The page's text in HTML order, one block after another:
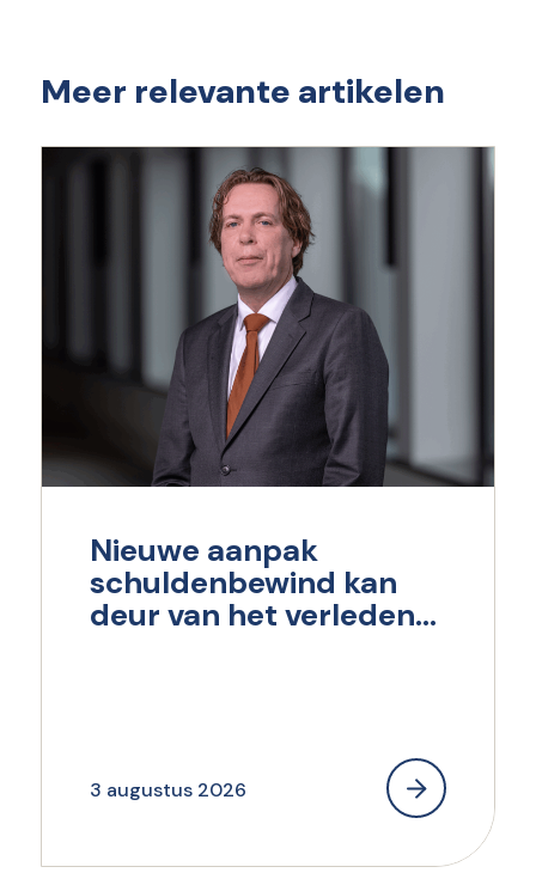
Meer relevante artikelen
Nieuwe aanpak
schuldenbewind kan
deur van het verleden
3 augustus 2026